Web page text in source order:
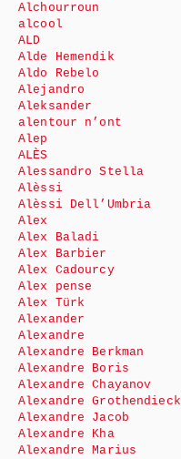
Alchourroun
alcool
ALD
Alde Hemendik
Aldo Rebelo
Alejandro
Aleksander
alentour n’ont
Alep
ALÈS
Alessandro Stella
Alèssi
Alèssi Dell’Umbria
Alex
Alex Baladi
Alex Barbier
Alex Cadourcy
Alex pense
Alex Türk
Alexander
Alexandre
Alexandre Berkman
Alexandre Boris
Alexandre Chayanov
Alexandre Grothendieck
Alexandre Jacob
Alexandre Kha
Alexandre Marius